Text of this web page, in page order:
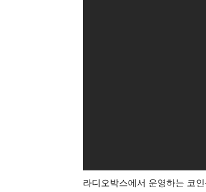
라디오박스에서 운영하는 코